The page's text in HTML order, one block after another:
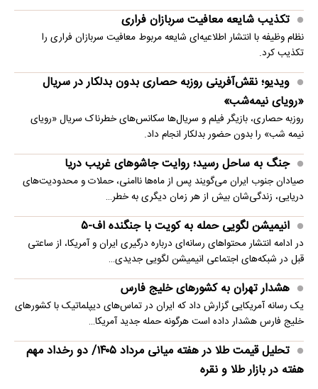
تکذیب شایعه معافیت سربازان فراری
نظام وظیفه با انتشار اطلاعیه‌ای شایعه مربوط معافیت سربازان فراری را
تکذیب کرد.
ویدیو؛ نقش‌آفرینی روزبه حصاری بدون بدلکار در سریال
«رویای نیمه‌شب»
روزبه حصاری، بازیگر فیلم و سریال‌ها سکانس‌های خطرناک سریال «رویای
نیمه شب» را بدون حضور بدلکار انجام داد.
جنگ به ساحل رسید؛ روایت جاشوهای غریب دریا
صیادان جنوب ایران می‌گویند پس از ماه‌ها ناامنی، حملات و محدودیت‌های
دریایی، زندگی‌شان بیش از هر زمان دیگری به خطر…
انیمیشن لگویی حمله به کویت با جنگنده اف-۵
در ادامه انتشار محتواهای رسانه‌ای درباره درگیری ایران و آمریکا، از ساعتی
قبل در شبکه‌های اجتماعی انیمیشن لگویی جدیدی…
هشدار تهران به کشورهای خلیج فارس
یک رسانه آمریکایی گزارش داد که ایران در تماس‌های دیپلماتیک با کشورهای
خلیج فارس هشدار داده است هرگونه حمله جدید آمریکا…
تحلیل قیمت طلا در هفته میانی مرداد ۱۴۰۵/ دو رخداد مهم
هفته در بازار طلا و نقره